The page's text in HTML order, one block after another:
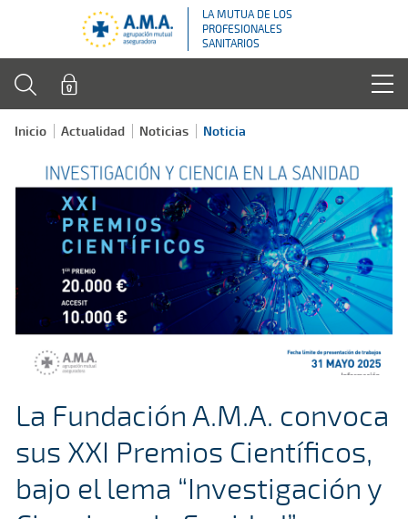
LA MUTUA DE LOS
PROFESIONALES
SANITARIOS
Inicio Actualidad Noticias Noticia
La Fundación A.M.A. convoca
sus XXI Premios Científicos,
bajo el lema “Investigación y